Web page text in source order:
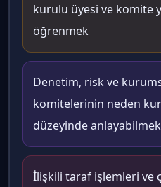
kurulu üyesi ve komite
öğrenmek
Denetim, risk ve
komitelerinin neden
düzeyinde anlayabilmek
İlişkili taraf işlemleri ve